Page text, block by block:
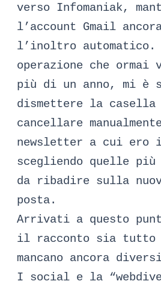
verso Infomaniak,
l’account Gmail
l’inoltro automatico.
operazione che ormai
più di un anno, mi è
dismettere la casella
cancellare
newsletter a cui ero
scegliendo quelle
da ribadire sulla
posta.
Arrivati a questo
il racconto sia tutto
mancano ancora
I social e la